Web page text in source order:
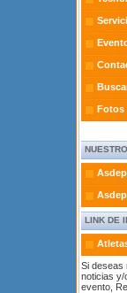
Fotos
LINK DE
Si deseas
noticias y/
evento,